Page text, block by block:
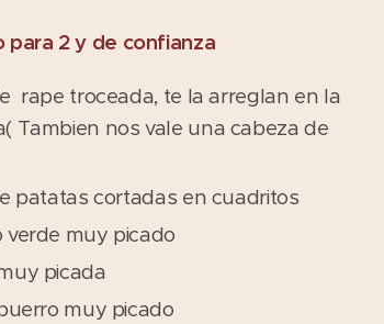
para 2 y de confianza
rape troceada, te la arreglan en la
Tambien nos vale una cabeza de
patatas cortadas en cuadritos
muy picado
picada
muy picado